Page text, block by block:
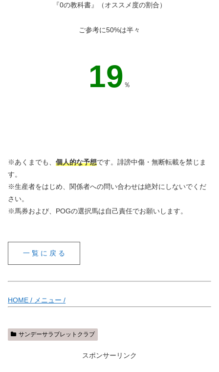
『0の教科書』（オススメ度の割合）
ご参考に50%は半々
44 ％
※あくまでも、 個人的な予想です。誹謗中傷・無断転載を禁じま
す。
※生産者をはじめ、関係者への問い合わせは絶対にしないでくだ
さい。
※馬券および、POGの選択馬は自己責任でお願いします。
一 覧 に 戻 る
HOME / メニュー /
サンデーサラブレットクラブ
スポンサーリンク